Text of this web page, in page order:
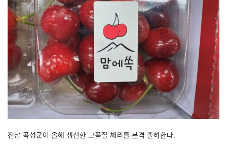
전남 곡성군이 올해 생산한 고품질 체리를 본격 출하한다.